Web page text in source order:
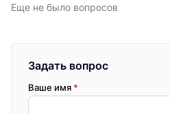
Еще не было вопросов
Задать вопрос
Ваше имя *